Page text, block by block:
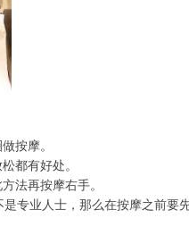
按摩。
都有好处。
法再按摩右手。
专业人士，那么在按摩之前要